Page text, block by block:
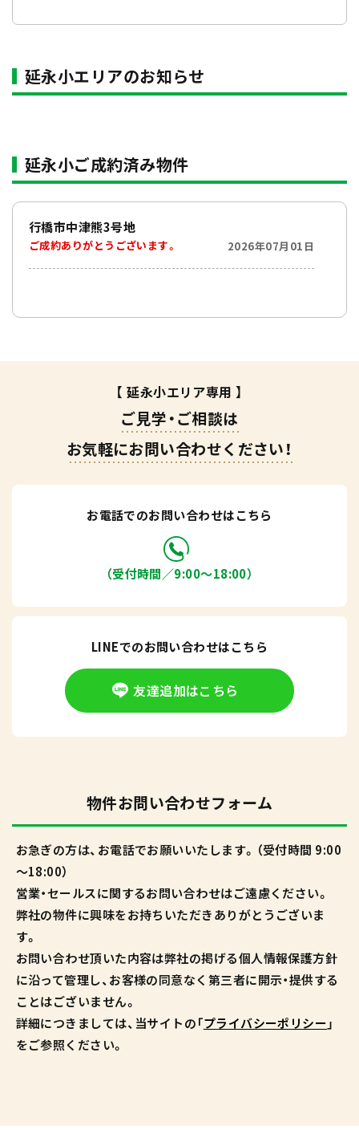
延永小エリアのお知らせ
延永小ご成約済み物件
行橋市中津熊3号地
ご成約ありがとうございます。 2026年07月01日
【 延永小エリア専用 】
ご見学・ご相談は
お気軽にお問い合わせください！
お電話でのお問い合わせはこちら
（受付時間／9:00〜18:00）
LINEでのお問い合わせはこちら
友達追加はこちら
物件お問い合わせフォーム
お急ぎの方は、お電話でお願いいたします。（受付時間 9:00
～18:00）
営業・セールスに関するお問い合わせはご遠慮ください。
弊社の物件に興味をお持ちいただきありがとうございま
す。
お問い合わせ頂いた内容は弊社の掲げる個人情報保護方針
に沿って管理し、お客様の同意なく第三者に開示・提供する
ことはございません。
詳細につきましては、当サイトの「プライバシーポリシー」
をご参照ください。